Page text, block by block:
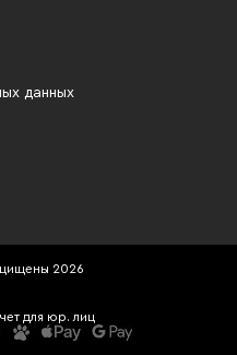
данных
2026
для юр. лиц